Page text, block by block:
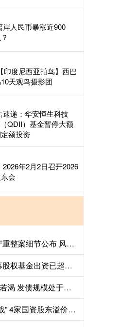
人民币暴涨近900
印度尼西亚拍鸟】西巴
天观鸟摄影团
速递：华安恒生科技
QDII）基金暂停大额
额投资
年2月2日召开2026
会
金富宝 全国首例险企破产重整案细节公布 风险隔离机制保障保单债权人权益
万银鼎信 年内险资向私募股权基金出资已超千亿元
苏州恒泰配资 险企求“资”若渴 发债规模处于高位
股速查 国民养老再度“引战” 4家国资股东溢价20%入场